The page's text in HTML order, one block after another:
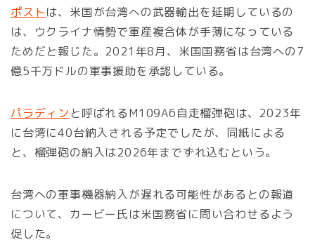
ポストは、米国が台湾への武器輸出を延期しているの
は、ウクライナ情勢で軍産複合体が手薄になっている
ためだと報じた。2021年8月、米国国務省は台湾への7
億5千万ドルの軍事援助を承認している。
パラディン と呼ばれるM109A6自走榴弾砲は、2023年
に台湾に40台納入される予定でしたが、同紙による
と、榴弾砲の納入は2026年までずれ込むという。
台湾への軍事機器納入が遅れる可能性があるとの報道
について、カービー氏は米国務省に問い合わせるよう
促した。